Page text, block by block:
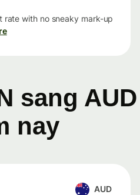
rate with no sneaky mark-up
sang AUD
nay
AUD